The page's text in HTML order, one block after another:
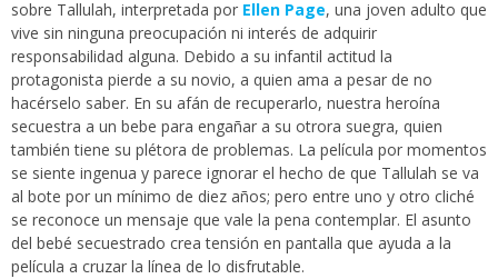
sobre Tallulah, interpretada por Ellen Page, una joven adulto que
vive sin ninguna preocupación ni interés de adquirir
responsabilidad alguna. Debido a su infantil actitud la
protagonista pierde a su novio, a quien ama a pesar de no
hacérselo saber. En su afán de recuperarlo, nuestra heroína
secuestra a un bebe para engañar a su otrora suegra, quien
también tiene su plétora de problemas. La película por momentos
se siente ingenua y parece ignorar el hecho de que Tallulah se va
al bote por un mínimo de diez años; pero entre uno y otro cliché
se reconoce un mensaje que vale la pena contemplar. El asunto
del bebé secuestrado crea tensión en pantalla que ayuda a la
película a cruzar la línea de lo disfrutable.